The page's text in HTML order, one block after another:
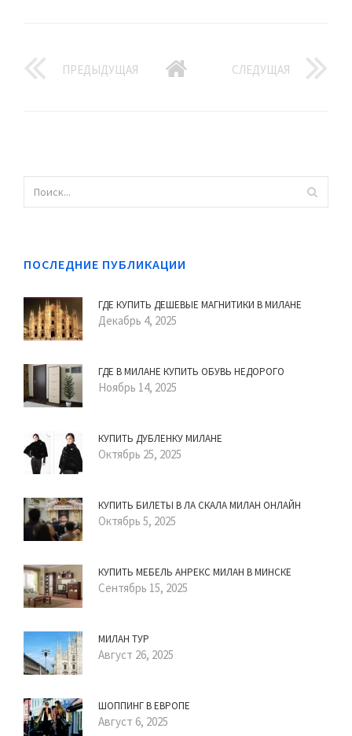
ПРЕДЫДУЩАЯ СЛЕДУЩАЯ
ПОСЛЕДНИЕ ПУБЛИКАЦИИ
ГДЕ КУПИТЬ ДЕШЕВЫЕ МАГНИТИКИ В МИЛАНЕ
Декабрь 4, 2025
ГДЕ В МИЛАНЕ КУПИТЬ ОБУВЬ НЕДОРОГО
Ноябрь 14, 2025
КУПИТЬ ДУБЛЕНКУ МИЛАНЕ
Октябрь 25, 2025
КУПИТЬ БИЛЕТЫ В ЛА СКАЛА МИЛАН ОНЛАЙН
Октябрь 5, 2025
КУПИТЬ МЕБЕЛЬ АНРЕКС МИЛАН В МИНСКЕ
Сентябрь 15, 2025
МИЛАН ТУР
Август 26, 2025
ШОППИНГ В ЕВРОПЕ
Август 6, 2025